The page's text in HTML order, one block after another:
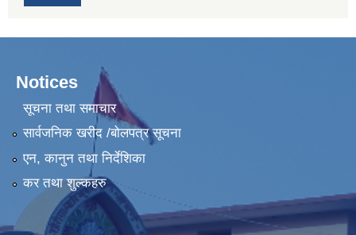
Notices
सूचना तथा समाचार
सार्वजनिक खरीद /बोलपत्र सूचना
एन, कानुन तथा निर्देशिका
कर तथा शुल्कहरु